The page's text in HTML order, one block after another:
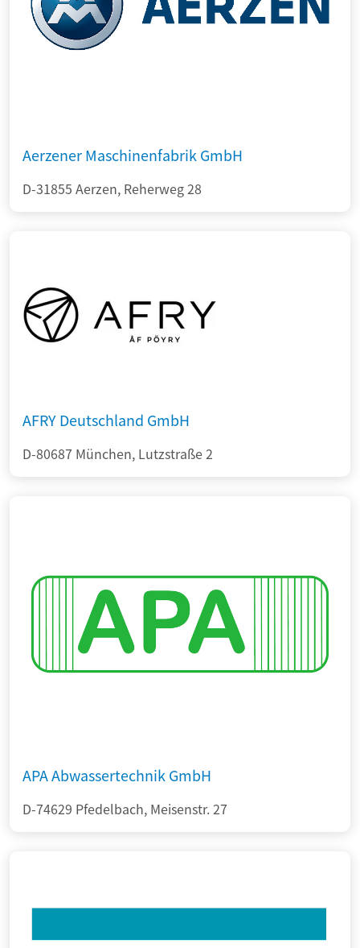
Aerzener Maschinenfabrik GmbH
D-31855 Aerzen, Reherweg 28
AFRY Deutschland GmbH
D-80687 München, Lutzstraße 2
APA Abwassertechnik GmbH
D-74629 Pfedelbach, Meisenstr. 27